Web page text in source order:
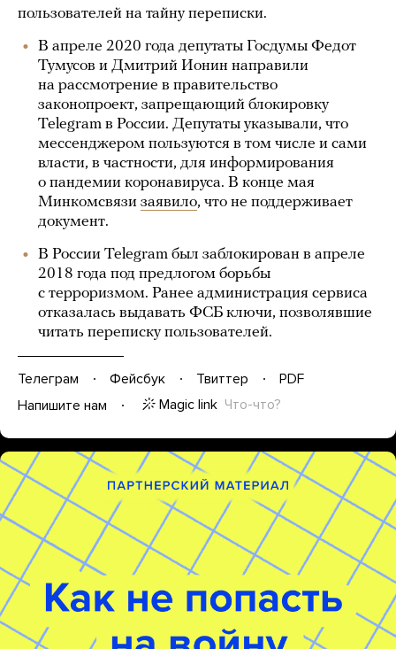
пользователей на тайну переписки.
В апреле 2020 года депутаты Госдумы Федот
Тумусов и Дмитрий Ионин направили
на рассмотрение в правительство
законопроект, запрещающий блокировку
Telegram в России. Депутаты указывали, что
мессенджером пользуются в том числе и сами
власти, в частности, для информирования
о пандемии коронавируса. В конце мая
Минкомсвязи заявило, что не поддерживает
документ.
В России Telegram был заблокирован в апреле
2018 года под предлогом борьбы
с терроризмом. Ранее администрация сервиса
отказалась выдавать ФСБ ключи, позволявшие
читать переписку пользователей.
Телеграм Фейсбук Твиттер
PDF
Напишите нам
Magic link Что-что?